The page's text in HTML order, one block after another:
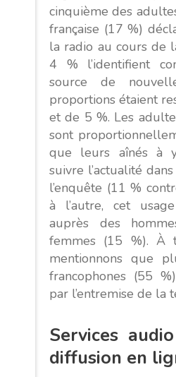
cinquième des
française (17 %)
la radio au cours de
4 % l’identifient
source de
proportions étaient
et de 5 %. Les
sont
que leurs aînés à
suivre l’actualité
l’enquête (11 %
à l’autre, cet
auprès des
femmes (15 %). À
mentionnons que
francophones (55
par l’entremise de la
Services
diffusion en